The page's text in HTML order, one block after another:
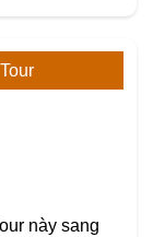
này sang